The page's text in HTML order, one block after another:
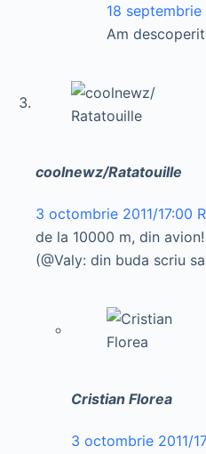
18 septembrie
Am
coolnewz/Ratatouille
3 octombrie 2011/17:00
de la 10000 m, din avion!
(@Valy: din buda scriu
Cristian Florea
3 octombrie 2011/